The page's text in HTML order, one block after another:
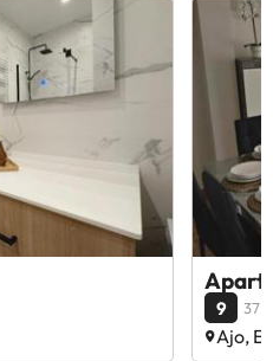
9 37
Ajo,